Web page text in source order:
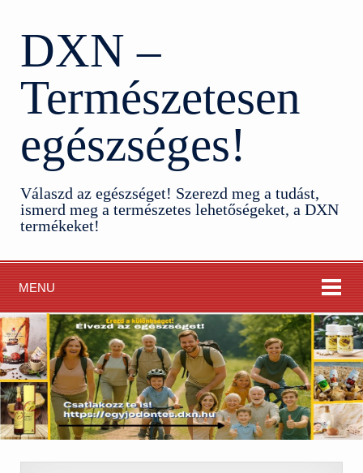
DXN –
Természetesen
egészséges!
Válaszd az egészséget! Szerezd meg a tudást,
ismerd meg a természetes lehetőségeket, a DXN
termékeket!
MENU